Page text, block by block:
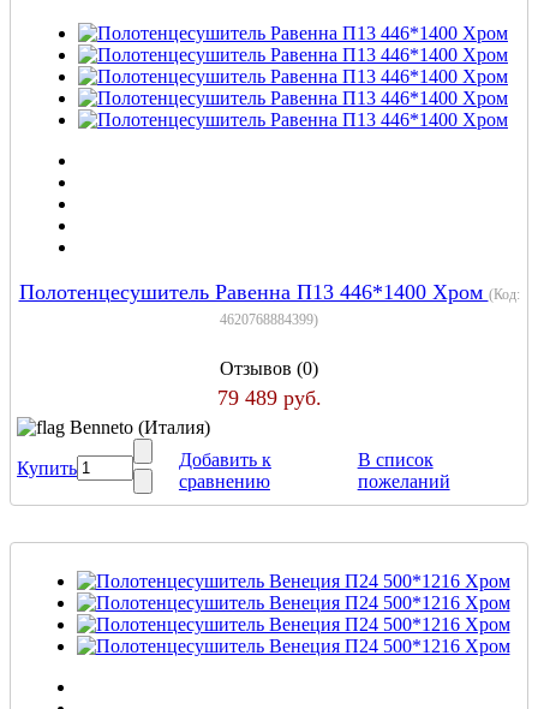
Полотенцесушитель Равенна П13 446*1400 Хром (Код:
4620768884399)
Отзывов (0)
79 489 руб.
Benneto (Италия)
Купить
Добавить к
сравнению
В список
пожеланий